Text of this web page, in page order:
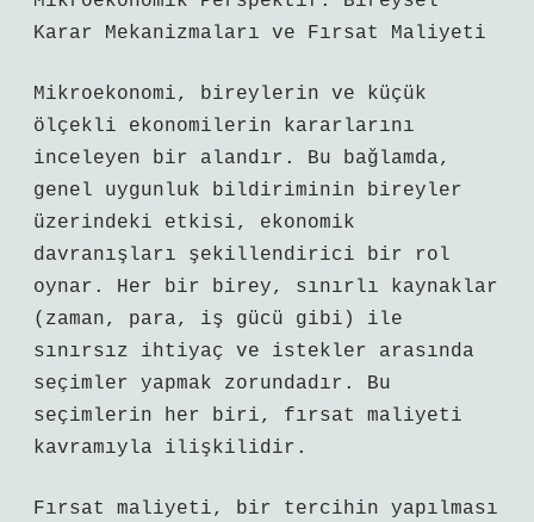
Karar Mekanizmaları ve Fırsat Maliyeti
Mikroekonomi, bireylerin ve küçük
ölçekli ekonomilerin kararlarını
inceleyen bir alandır. Bu bağlamda,
genel uygunluk bildiriminin bireyler
üzerindeki etkisi, ekonomik
davranışları şekillendirici bir rol
oynar. Her bir birey, sınırlı kaynaklar
(zaman, para, iş gücü gibi) ile
sınırsız ihtiyaç ve istekler arasında
seçimler yapmak zorundadır. Bu
seçimlerin her biri, fırsat maliyeti
kavramıyla ilişkilidir.
Fırsat maliyeti, bir tercihin yapılması